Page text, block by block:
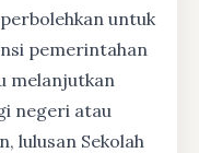
untuk
pemerintahan
melanjutkan
negeri atau
lulusan Sekolah